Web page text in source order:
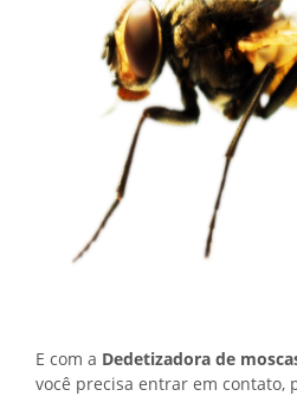
E com a Dedetizadora de
você precisa entrar em contato,